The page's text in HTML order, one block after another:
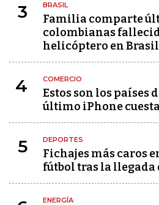
3 BRASIL
Familia comparte
colombianas
helicóptero en Brasil
4 COMERCIO
Estos son los países
último iPhone
5 DEPORTES
Fichajes más caros
fútbol tras la llegada
ENERGÍA